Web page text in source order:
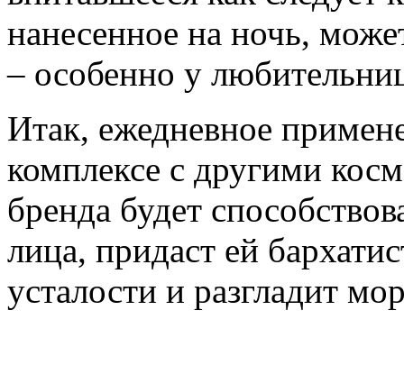
нанесенное на ночь,
– особенно у
Итак, ежедневное
комплексе с другими
бренда будет
лица, придаст ей
усталости и разгладит